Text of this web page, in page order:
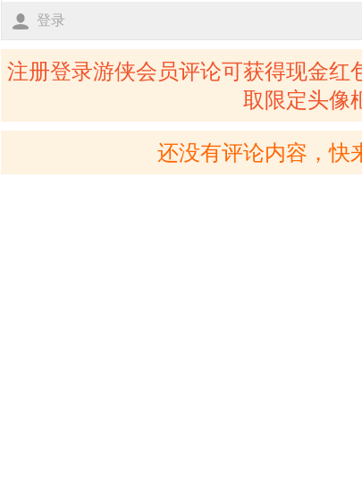
登录
注册登录游侠会员评论可获得现金红
取限定头像
还没有评论内容，快